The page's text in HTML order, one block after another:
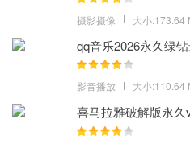
摄影摄像 大小:173.64
qq音乐2026永久绿
影音播放 大小:110.64
喜马拉雅破解版永久